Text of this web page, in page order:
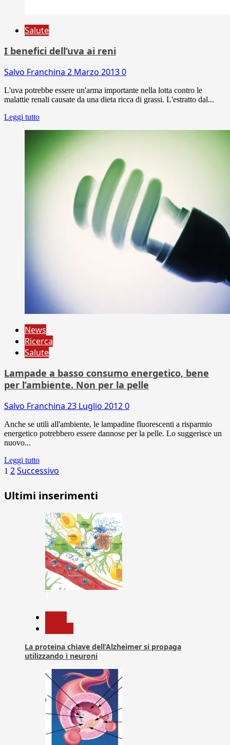
Salute
I benefici dell’uva ai reni
Salvo Franchina 2 Marzo 20130
L'uva potrebbe essere un'arma importante nella lotta contro le
malattie renali causate da una dieta ricca di grassi. L'estratto dal...
Leggi tutto
News
Ricerca
Salute
Lampade a basso consumo energetico, bene
per l’ambiente. Non per la pelle
Salvo Franchina 23 Luglio 20120
Anche se utili all'ambiente, le lampadine fluorescenti a risparmio
energetico potrebbero essere dannose per la pelle. Lo suggerisce un
nuovo...
Leggi tutto
Paginazione
degli
articoli
1 2Successivo
Ultimi inserimenti
La proteina chiave dell’Alzheimer si propaga
utilizzando i neuroni